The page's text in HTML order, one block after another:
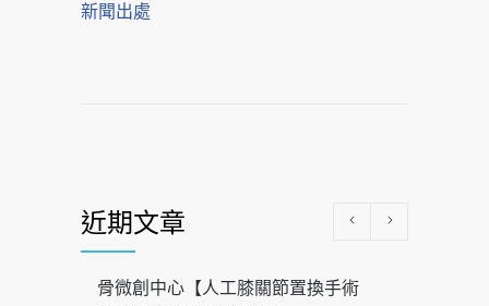
新聞出處
近期文章
骨微創中心【人工膝關節置換手術